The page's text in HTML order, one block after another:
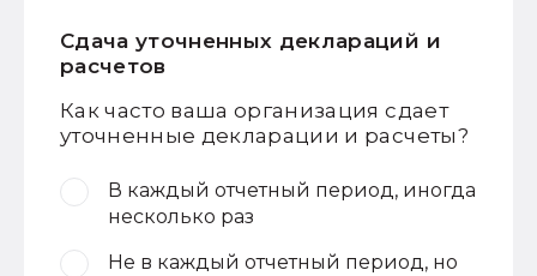
Сдача уточненных деклараций и
расчетов
Как часто ваша организация сдает
уточненные декларации и расчеты?
В каждый отчетный период, иногда
несколько раз
Не в каждый отчетный период, но